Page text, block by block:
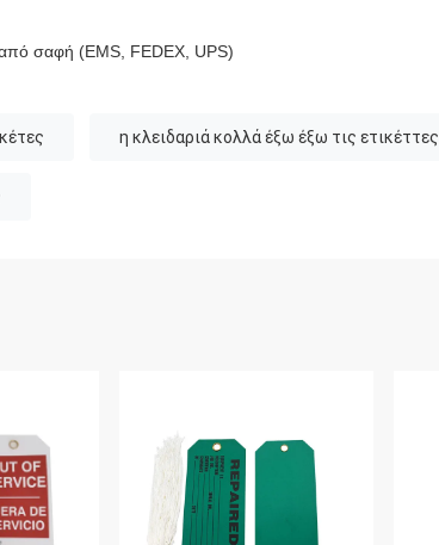
σαφή (EMS, FEDEX, UPS)
η κλειδαριά κολλά έξω έξω τις ετικέττες